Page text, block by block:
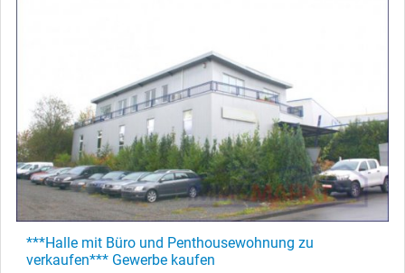
***Halle mit Büro und Penthousewohnung zu
verkaufen*** Gewerbe kaufen